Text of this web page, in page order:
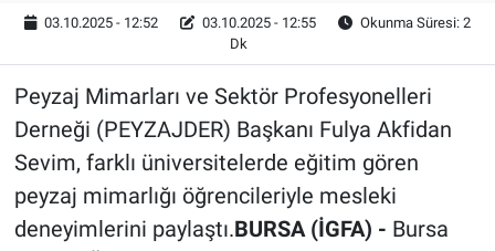
03.10.2025 - 12:52 03.10.2025 - 12:55
Okunma Süresi: 2
Dk
Peyzaj Mimarları ve Sektör Profesyonelleri
Derneği (PEYZAJDER) Başkanı Fulya Akfidan
Sevim, farklı üniversitelerde eğitim gören
peyzaj mimarlığı öğrencileriyle mesleki
deneyimlerini paylaştı.BURSA (İGFA) - Bursa